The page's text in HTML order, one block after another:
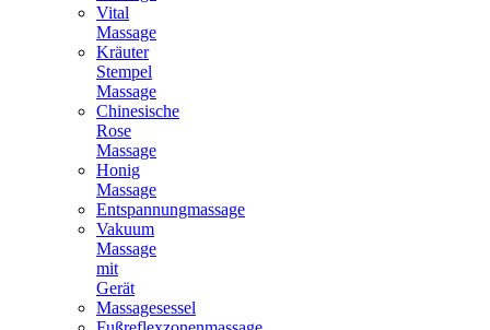
Vital
Massage
Kräuter
Stempel
Massage
Chinesische
Rose
Massage
Honig
Massage
Entspannungmassage
Vakuum
Massage
mit
Gerät
Massagesessel